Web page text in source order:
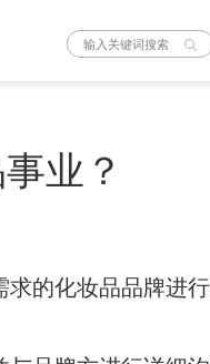
业？
的化妆品品牌进